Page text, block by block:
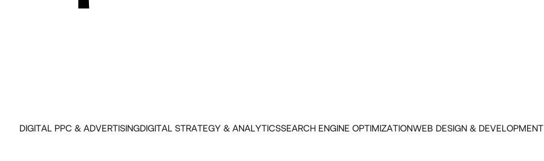
DIGITAL PPC & ADVERTISINGDIGITAL STRATEGY & ANALYTICSSEARCH ENGINE OPTIMIZATIONWEB DESIGN & DEVELOPMENT